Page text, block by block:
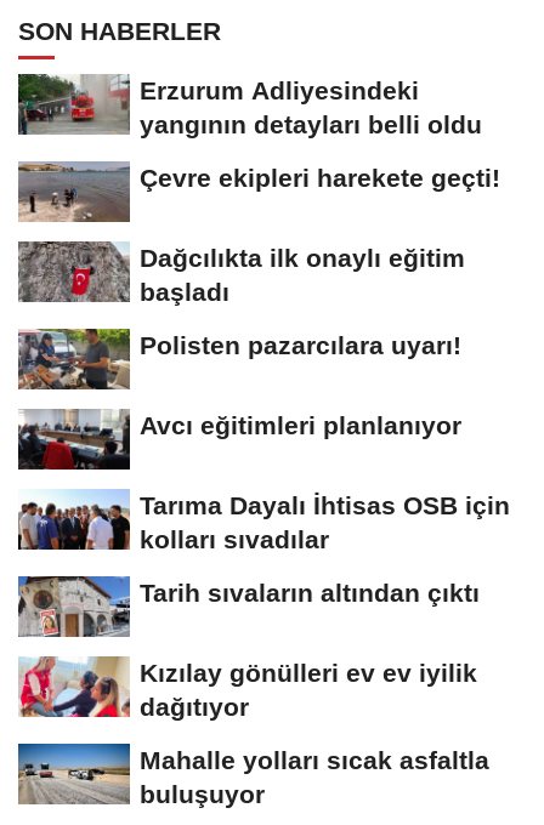
SON HABERLER
Erzurum Adliyesindeki
yangının detayları belli oldu
Çevre ekipleri harekete geçti!
Dağcılıkta ilk onaylı eğitim
başladı
Polisten pazarcılara uyarı!
Avcı eğitimleri planlanıyor
Tarıma Dayalı İhtisas OSB için
kolları sıvadılar
Tarih sıvaların altından çıktı
Kızılay gönülleri ev ev iyilik
dağıtıyor
Mahalle yolları sıcak asfaltla
buluşuyor